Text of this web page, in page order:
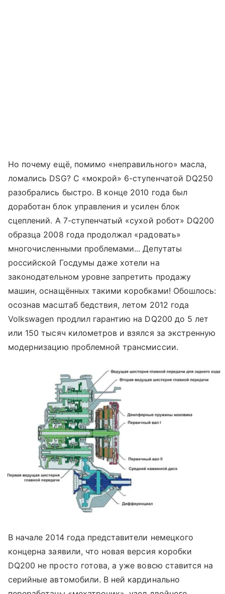
Но почему ещё, помимо «неправильного» масла,
ломались DSG? С «мокрой» 6-ступенчатой DQ250
разобрались быстро. В конце 2010 года был
доработан блок управления и усилен блок
сцеплений. А 7-ступенчатый «сухой робот» DQ200
образца 2008 года продолжал «радовать»
многочисленными проблемами... Депутаты
российской Госдумы даже хотели на
законодательном уровне запретить продажу
машин, оснащённых такими коробками! Обошлось:
осознав масштаб бедствия, летом 2012 года
Volkswagen продлил гарантию на DQ200 до 5 лет
или 150 тысяч километров и взялся за экстренную
модернизацию проблемной трансмиссии.
В начале 2014 года представители немецкого
концерна заявили, что новая версия коробки
DQ200 не просто готова, а уже вовсю ставится на
серийные автомобили. В ней кардинально